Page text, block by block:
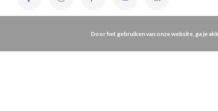
Door het gebruiken van onze website, ga je